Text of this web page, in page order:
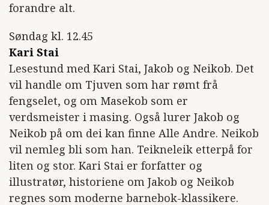
forandre alt.
Søndag kl. 12.45
Kari Stai
Lesestund med Kari Stai, Jakob og Neikob. Det
vil handle om Tjuven som har rømt frå
fengselet, og om Masekob som er
verdsmeister i masing. Også lurer Jakob og
Neikob på om dei kan finne Alle Andre. Neikob
vil nemleg bli som han. Teikneleik etterpå for
liten og stor. Kari Stai er forfatter og
illustratør, historiene om Jakob og Neikob
regnes som moderne barnebok-klassikere.